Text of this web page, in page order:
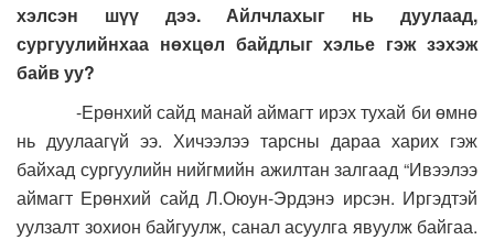
хэлсэн шүү дээ. Айлчлахыг нь дуулаад,
сургуулийнхаа нөхцөл байдлыг хэлье гэж зэхэж
байв уу?
-Ерөнхий сайд манай аймагт ирэх тухай би өмнө
нь дуулаагүй ээ. Хичээлээ тарсны дараа харих гэж
байхад сургуулийн нийгмийн ажилтан залгаад “Ивээлээ
аймагт Ерөнхий сайд Л.Оюун-Эрдэнэ ирсэн. Иргэдтэй
уулзалт зохион байгуулж, санал асуулга явуулж байгаа.